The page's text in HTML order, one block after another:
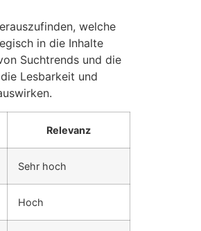
welche
in die Inhalte
Suchtrends und die
Lesbarkeit und
Relevanz
Sehr hoch
Hoch